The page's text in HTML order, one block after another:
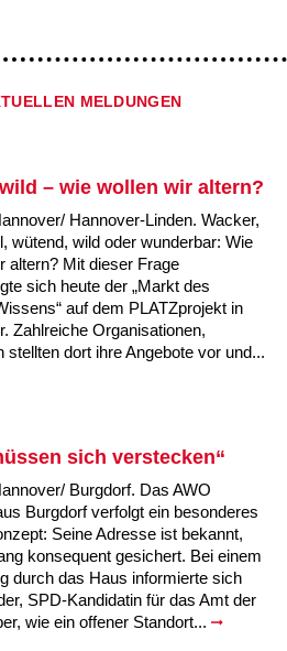
Wiehbergstraße
Petermannstraße /
Ratswiese
Rosenbergstraße
Schneiderberg
Schweriner Straße /
Weg
Voltmerstraße
Wiehbergstraße
MELDUNGEN
– wie wollen wir altern?
Hannover-Linden. Wacker,
wütend, wild oder wunderbar: Wie
altern? Mit dieser Frage
sich heute der „Markt des
auf dem PLATZprojekt in
Zahlreiche Organisationen,
stellten dort ihre Angebote vor und...
sich verstecken“
Burgdorf. Das AWO
Burgdorf verfolgt ein besonderes
Seine Adresse ist bekannt,
konsequent gesichert. Bei einem
durch das Haus informierte sich
SPD-Kandidatin für das Amt der
wie ein offener Standort...